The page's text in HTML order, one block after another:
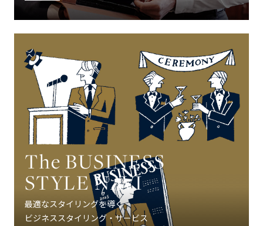
The BUSINESS
STYLE NAVI
最適なスタイリングを導く
ビジネススタイリング・サービス